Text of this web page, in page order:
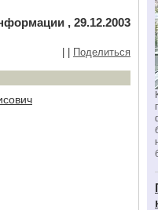
, 29.12.2003
Поделиться